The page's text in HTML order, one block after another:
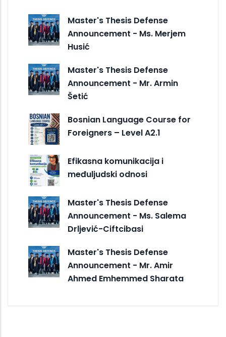
Master's Thesis Defense
Announcement - Ms. Merjem
Husić
Master's Thesis Defense
Announcement - Mr. Armin
Šetić
Bosnian Language Course for
Foreigners – Level A2.1
Efikasna komunikacija i
međuljudski odnosi
Master's Thesis Defense
Announcement - Ms. Salema
Drljević-Ciftcibasi
Master's Thesis Defense
Announcement - Mr. Amir
Ahmed Emhemmed Sharata